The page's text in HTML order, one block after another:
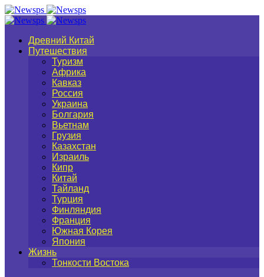
Древний Китай
Путешествия
Туризм
Африка
Кавказ
Россия
Украина
Болгария
Вьетнам
Грузия
Казахстан
Израиль
Кипр
Китай
Тайланд
Турция
Финляндия
Франция
Южная Корея
Япония
Жизнь
Тонкости Востока